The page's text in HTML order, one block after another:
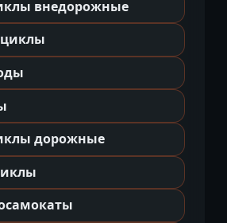
внедорожные
дорожные